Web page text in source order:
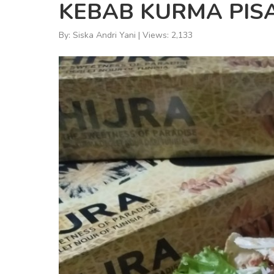
KEBAB KURMA
By: Siska Andri Yani | Views: 2,133